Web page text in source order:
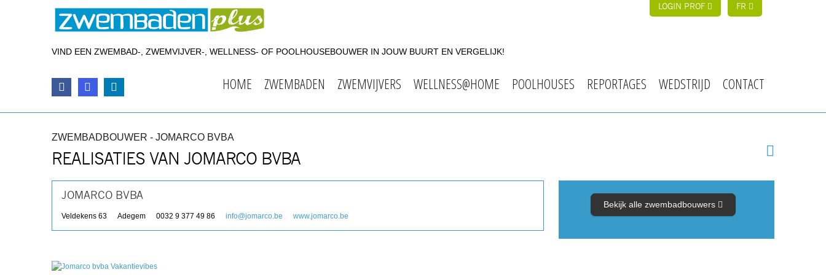
LOGIN PROF FR
VIND EEN ZWEMBAD-, ZWEMVIJVER-, WELLNESS- OF POOLHOUSEBOUWER IN JOUW BUURT EN VERGELIJK!
HOME ZWEMBADEN ZWEMVIJVERS WELLNESS@HOME POOLHOUSES REPORTAGES WEDSTRIJD CONTACT
ZWEMBADBOUWER - JOMARCO BVBA
REALISATIES VAN JOMARCO BVBA
JOMARCO BVBA
Veldekens 63 Adegem 0032 9 377 49 86 info@jomarco.be www.jomarco.be
Bekijk alle zwembadbouwers